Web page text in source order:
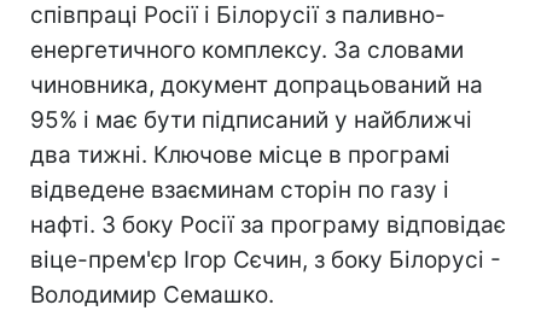
співпраці Росії і Білорусії з паливно-
енергетичного комплексу. За словами
чиновника, документ допрацьований на
95% і має бути підписаний у найближчі
два тижні. Ключове місце в програмі
відведене взаєминам сторін по газу і
нафті. З боку Росії за програму відповідає
віце-прем'єр Ігор Сєчин, з боку Білорусі -
Володимир Семашко.